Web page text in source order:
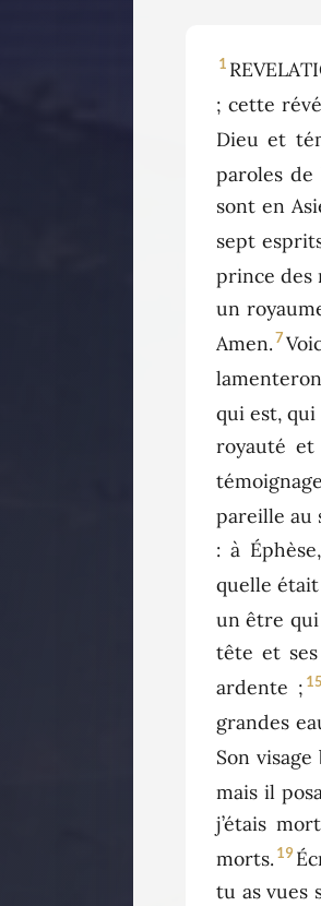
1
; cette
Dieu et
paroles
sont en
sept
prince des
un
Amen.7
qui est,
royauté et
pareille au
: à
quelle était
un être qui
tête et
ardente ; 15
grandes
Son
mais il
j’étais
morts. 19
tu as vues